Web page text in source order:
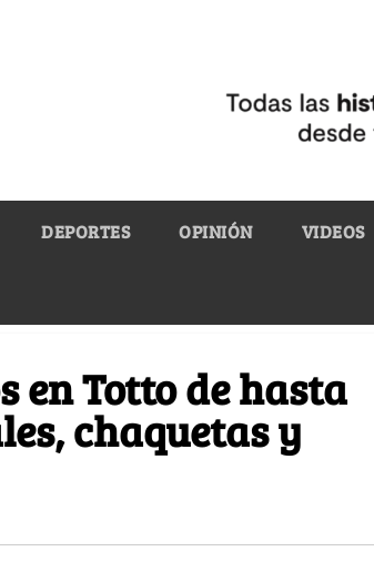
DEPORTES OPINIÓN VIDEOS
en Totto de hasta
chaquetas y